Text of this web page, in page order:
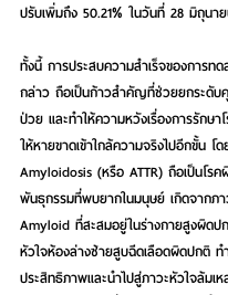
ปรับเพิ่มถึง 50.21% ในวันที่ 28 มิถุนา
ทั้งนี้ การประสบความสำเร็จของการท
กล่าว ถือเป็นก้าวสำคัญที่ช่วยยกระดั
ป่วย และทำให้ความหวังเรื่องการรักษ
ให้หายขาดเข้าใกล้ความจริงไปอีกขั้น โ
Amyloidosis (หรือ ATTR) ถือเป็นโร
พันธุกรรมที่พบยากในมนุษย์ เกิดจากภา
Amyloid ที่สะสมอยู่ในร่างกายสูงผิดป
หัวใจห้องล่างซ้ายสูบฉีดเลือดผิดปกติ ท
ประสิทธิภาพและนำไปสู่ภาวะหัวใจล้มเ